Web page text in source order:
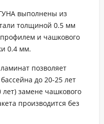
выполнены из
толщиной 0.5 мм
и чашкового
0.4 мм.
позволяет
до 20-25 лет
замене чашкового
производится без